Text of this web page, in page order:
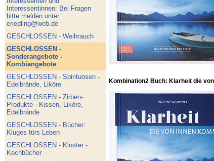
Interessentinnen: Bei Fragen
bitte melden unter
eriedling@web.de
GESCHLOSSEN - Weihrauch
GESCHLOSSEN -
Sonderangebote -
Kombiangebote
GESCHLOSSEN - Spirituosen -
Edelbrände, Liköre
GESCHLOSSEN - Zirben-
Produkte - Kissen, Liköre,
Edelbrände
GESCHLOSSEN - Bücher:
Kluges fürs Leben
GESCHLOSSEN - Kloster -
Kochbücher
Kombination2 Buch: Klarheit die